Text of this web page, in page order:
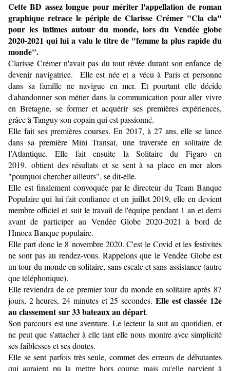
Cette BD assez longue pour mériter l'appellation de roman
graphique retrace le périple de Clarisse Crémer "Cla cla"
pour les intimes autour du monde, lors du Vendée globe
2020-2021 qui lui a valu le titre de "femme la plus rapide du
monde".
Clarisse Crémer n'avait pas du tout rêvée durant son enfance de
devenir navigatrice. Elle est née et a vécu à Paris et personne
dans sa famille ne navigue en mer. Et pourtant elle décide
d'abandonner son métier dans la communication pour aller vivre
en Bretagne, se former et acquérir ses premières expériences,
grâce à Tanguy son copain qui est passionné.
Elle fait ses premières courses. En 2017, à 27 ans, elle se lance
dans sa première Mini Transat, une traversée en solitaire de
l’Atlantique. Elle fait ensuite la Solitaire du Figaro en
2019. obtient des résultats et se sent à sa place en mer alors
"pourquoi chercher ailleurs", se dit-elle.
Elle est finalement convoquée par le directeur du Team Banque
Populaire qui lui fait confiance et en juillet 2019, elle en devient
membre officiel et suit le travail de l'équipe pendant 1 an et demi
avant de participer au Vendée Globe 2020-2021 à bord de
l'Imoca Banque populaire.
Elle part donc le 8 novembre 2020. C'est le Covid et les festivités
ne sont pas au rendez-vous. Rappelons que le Vendée Globe est
un tour du monde en solitaire, sans escale et sans assistance (autre
que téléphonique).
Elle reviendra de ce premier tour du monde en solitaire après 87
jours, 2 heures, 24 minutes et 25 secondes. Elle est classée 12e
au classement sur 33 bateaux au départ.
Son parcours est une aventure. Le lecteur la suit au quotidien, et
ne peut que s'attacher à elle tant elle nous montre avec simplicité
ses faiblesses et ses doutes.
Elle se sent parfois très seule, commet des erreurs de débutantes
qui auraient pu la mettre hors course mais qu'elle parvient à